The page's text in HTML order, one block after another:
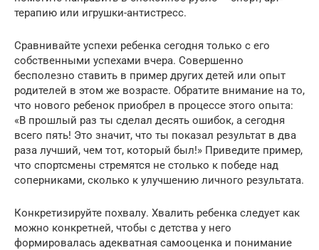
терапию или игрушки-антистресс.
Сравнивайте успехи ребенка сегодня только с его
собственными успехами вчера. Совершенно
бесполезно ставить в пример других детей или опыт
родителей в этом же возрасте. Обратите внимание на то,
что нового ребенок приобрел в процессе этого опыта:
«В прошлый раз ты сделал десять ошибок, а сегодня
всего пять! Это значит, что ты показал результат в два
раза лучший, чем тот, который был!» Приведите пример,
что спортсмены стремятся не столько к победе над
соперниками, сколько к улучшению личного результата.
Конкретизируйте похвалу. Хвалить ребенка следует как
можно конкретней, чтобы с детства у него
формировалась адекватная самооценка и понимание